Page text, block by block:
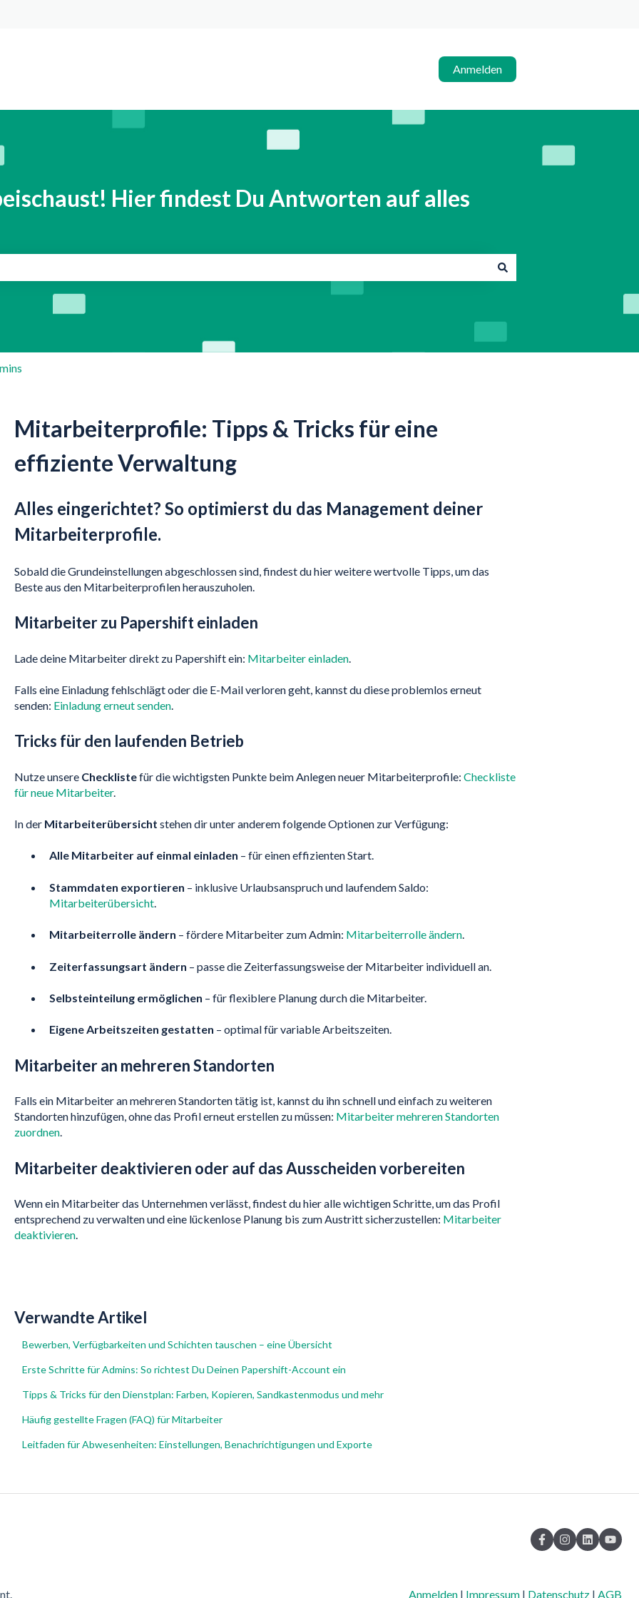
anzeigen
Anmelden
Hier findest Du Antworten auf alles
Mitarbeiterprofile: Tipps & Tricks für eine
effiziente Verwaltung
Alles eingerichtet? So optimierst du das Management deiner
Mitarbeiterprofile.
Sobald die Grundeinstellungen abgeschlossen sind, findest du hier weitere wertvolle Tipps, um das
Beste aus den Mitarbeiterprofilen herauszuholen.
Mitarbeiter zu Papershift einladen
Lade deine Mitarbeiter direkt zu Papershift ein: Mitarbeiter einladen.
Falls eine Einladung fehlschlägt oder die E-Mail verloren geht, kannst du diese problemlos erneut
senden: Einladung erneut senden.
Tricks für den laufenden Betrieb
Nutze unsere Checklistefür die wichtigsten Punkte beim Anlegen neuer Mitarbeiterprofile: Checkliste
für neue Mitarbeiter.
In der Mitarbeiterübersicht stehen dir unter anderem folgende Optionen zur Verfügung:
Alle Mitarbeiter auf einmal einladen – für einen effizienten Start.
Stammdaten exportieren – inklusive Urlaubsanspruch und laufendem Saldo:
Mitarbeiterübersicht.
Mitarbeiterrolle ändern – fördere Mitarbeiter zum Admin: Mitarbeiterrolle ändern.
Zeiterfassungsart ändern – passe die Zeiterfassungsweise der Mitarbeiter individuell an.
Selbsteinteilung ermöglichen – für flexiblere Planung durch die Mitarbeiter.
Eigene Arbeitszeiten gestatten – optimal für variable Arbeitszeiten.
Mitarbeiter an mehreren Standorten
Falls ein Mitarbeiter an mehreren Standorten tätig ist, kannst du ihn schnell und einfach zu weiteren
Standorten hinzufügen, ohne das Profil erneut erstellen zu müssen: Mitarbeiter mehreren Standorten
zuordnen.
Mitarbeiter deaktivieren oder auf das Ausscheiden vorbereiten
Wenn ein Mitarbeiter das Unternehmen verlässt, findest du hier alle wichtigen Schritte, um das Profil
entsprechend zu verwalten und eine lückenlose Planung bis zum Austritt sicherzustellen: Mitarbeiter
deaktivieren.
Verwandte Artikel
Bewerben, Verfügbarkeiten und Schichten tauschen – eine Übersicht
Erste Schritte für Admins: So richtest Du Deinen Papershift-Account ein
Tipps & Tricks für den Dienstplan: Farben, Kopieren, Sandkastenmodus und mehr
Häufig gestellte Fragen (FAQ) für Mitarbeiter
Leitfaden für Abwesenheiten: Einstellungen, Benachrichtigungen und Exporte
Anmelden | Impressum | Datenschutz | AGB